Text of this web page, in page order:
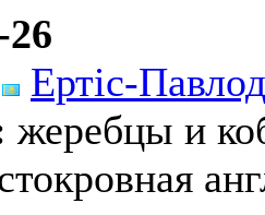
Ертiс-
жеребцы и